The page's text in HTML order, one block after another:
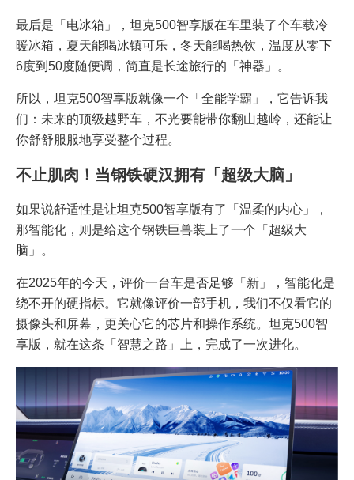
最后是「电冰箱」，坦克500智享版在车里装了个车载冷
暖冰箱，夏天能喝冰镇可乐，冬天能喝热饮，温度从零下
6度到50度随便调，简直是长途旅行的「神器」。
所以，坦克500智享版就像一个「全能学霸」，它告诉我
们：未来的顶级越野车，不光要能带你翻山越岭，还能让
你舒舒服服地享受整个过程。
不止肌肉！当钢铁硬汉拥有「超级大脑」
如果说舒适性是让坦克500智享版有了「温柔的内心」，
那智能化，则是给这个钢铁巨兽装上了一个「超级大
脑」。
在2025年的今天，评价一台车是否足够「新」，智能化是
绕不开的硬指标。它就像评价一部手机，我们不仅看它的
摄像头和屏幕，更关心它的芯片和操作系统。坦克500智
享版，就在这条「智慧之路」上，完成了一次进化。